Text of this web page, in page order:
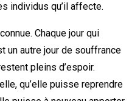
individus qu’il affecte.
Chaque jour qui
un autre jour de souffrance
pleins d’espoir.
qu’elle puisse reprendre